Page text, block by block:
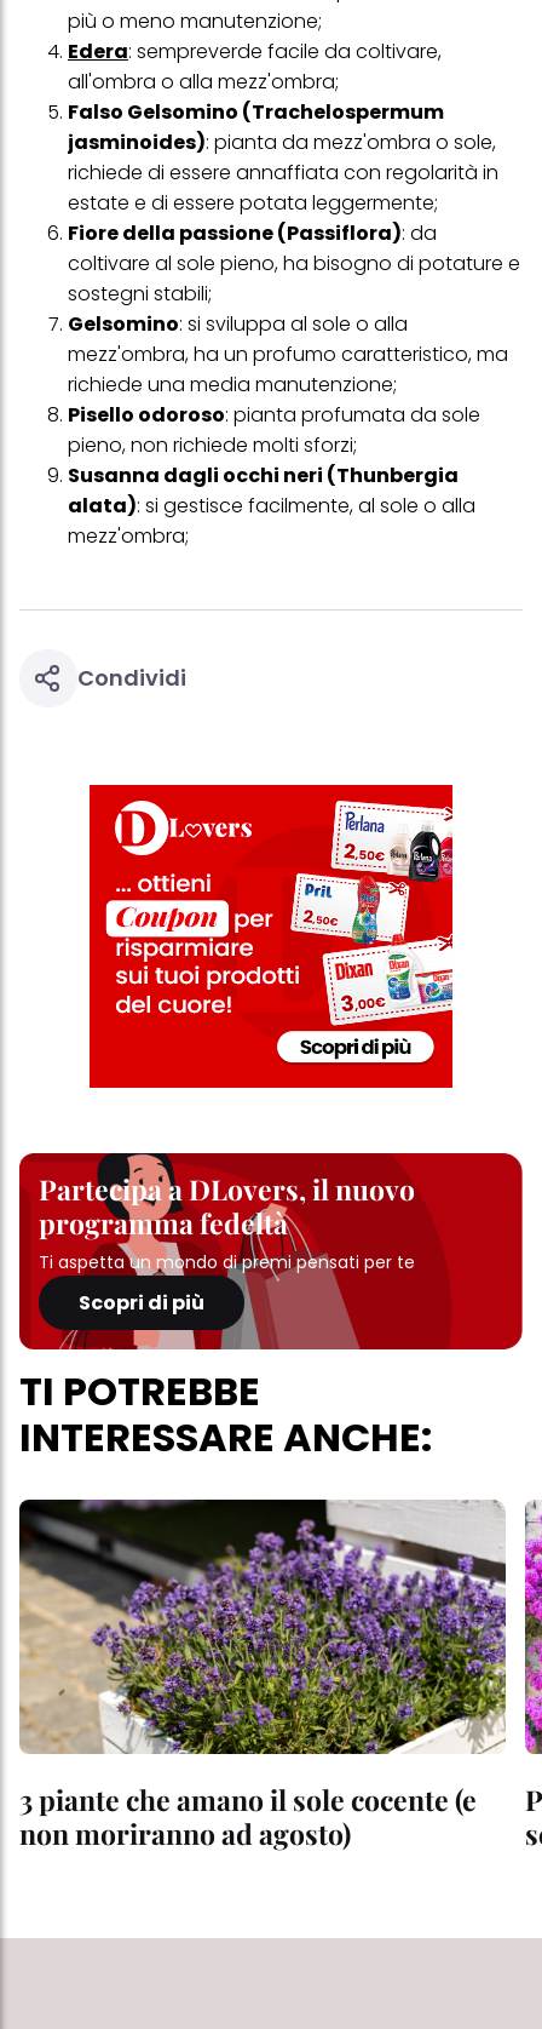
più o meno manutenzione;
Edera: sempreverde facile da coltivare,
all'ombra o alla mezz'ombra;
Falso Gelsomino (Trachelospermum
jasminoides): pianta da mezz'ombra o sole,
richiede di essere annaffiata con regolarità in
estate e di essere potata leggermente;
Fiore della passione (Passiflora): da
coltivare al sole pieno, ha bisogno di potature e
sostegni stabili;
Gelsomino: si sviluppa al sole o alla
mezz'ombra, ha un profumo caratteristico, ma
richiede una media manutenzione;
Pisello odoroso: pianta profumata da sole
pieno, non richiede molti sforzi;
Susanna dagli occhi neri (Thunbergia
alata): si gestisce facilmente, al sole o alla
mezz'ombra;
Condividi
Partecipa a DLovers, il nuovo
programma fedeltà
Ti aspetta un mondo di premi pensati per te
Scopri di più
TI POTREBBE
INTERESSARE ANCHE:
3 piante che amano il sole cocente (e
non moriranno ad agosto)
con dati ottenuti da terze parti e altri siti Web. Utilizziamo questi
profili per scopi di marketing personalizzato, in particolare per
visualizzare annunci pubblicitari che potrebbero interessarti
(basati, ad esempio, sui tuoi interessi identificati) su questo sito
web e altri media (di terzi) tramite i dispositivi assegnati a te o
alla tua famiglia, nonché per misurare e ottimizzare il successo
delle campagne pubblicitarie.
Puoi trovare maggiori informazioni sul trattamento dei tuoi dati
nella nostra Informativa sulla protezione dei dati collegata nel piè
di pagina (Sezione "Cookie, Pixel, Impronte digitali e tecnologie
simili"). Puoi revocare il tuo consenso in qualsiasi momento con
effetto per il futuro disabilitando i cookie sul nostro sito web nella
sezione "Impostazioni cookie" collegata nel piè di pagina. Per
ulteriori informazioni sui cookie utilizzati su questo sito Web, in
particolare sul loro periodo di conservazione, consultare le
informazioni dettagliate su ciascun cookie disponibili facendo
clic su "modifica" di seguito".
Se fai clic su "Modifica" potrai trovare maggiori informazioni sul
trattamento dei tuoi dati / sull'uso dei cookie e consentirli per uno o
più degli scopi sopra menzionati. Cliccando su "Accetta tutto",
acconsenti all'uso dei cookie e al trattamento dei tuoi dati
personali per tutte le finalità sopra indicate. Se fai clic su "Rifiuta",
verranno utilizzati solo i cookie tecnicamente necessari per fornirti
questo sito web.